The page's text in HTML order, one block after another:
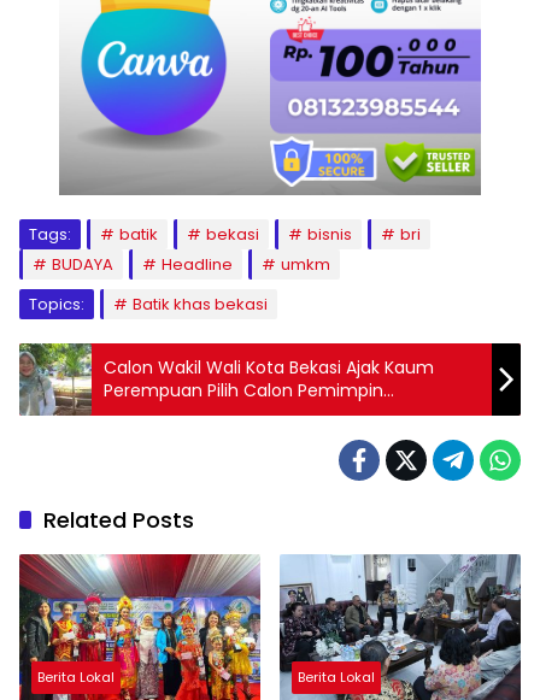
Tags: batik bekasi bisnis
bri
BUDAYA
Headline
umkm
Topics:
Batik khas bekasi
Calon Wakil Wali Kota Bekasi Ajak Kaum
Perempuan Pilih Calon Pemimpin
Perempuan
Related Posts
Berita Lokal Berita Lokal